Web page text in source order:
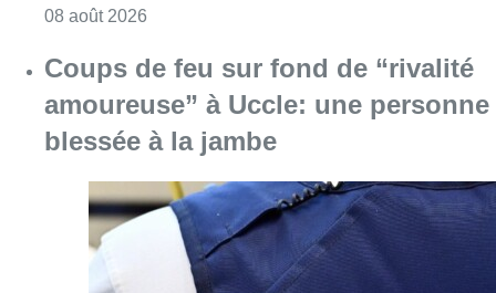
08 août 2026
Coups de feu sur fond de “rivalité
amoureuse” à Uccle: une personne
blessée à la jambe